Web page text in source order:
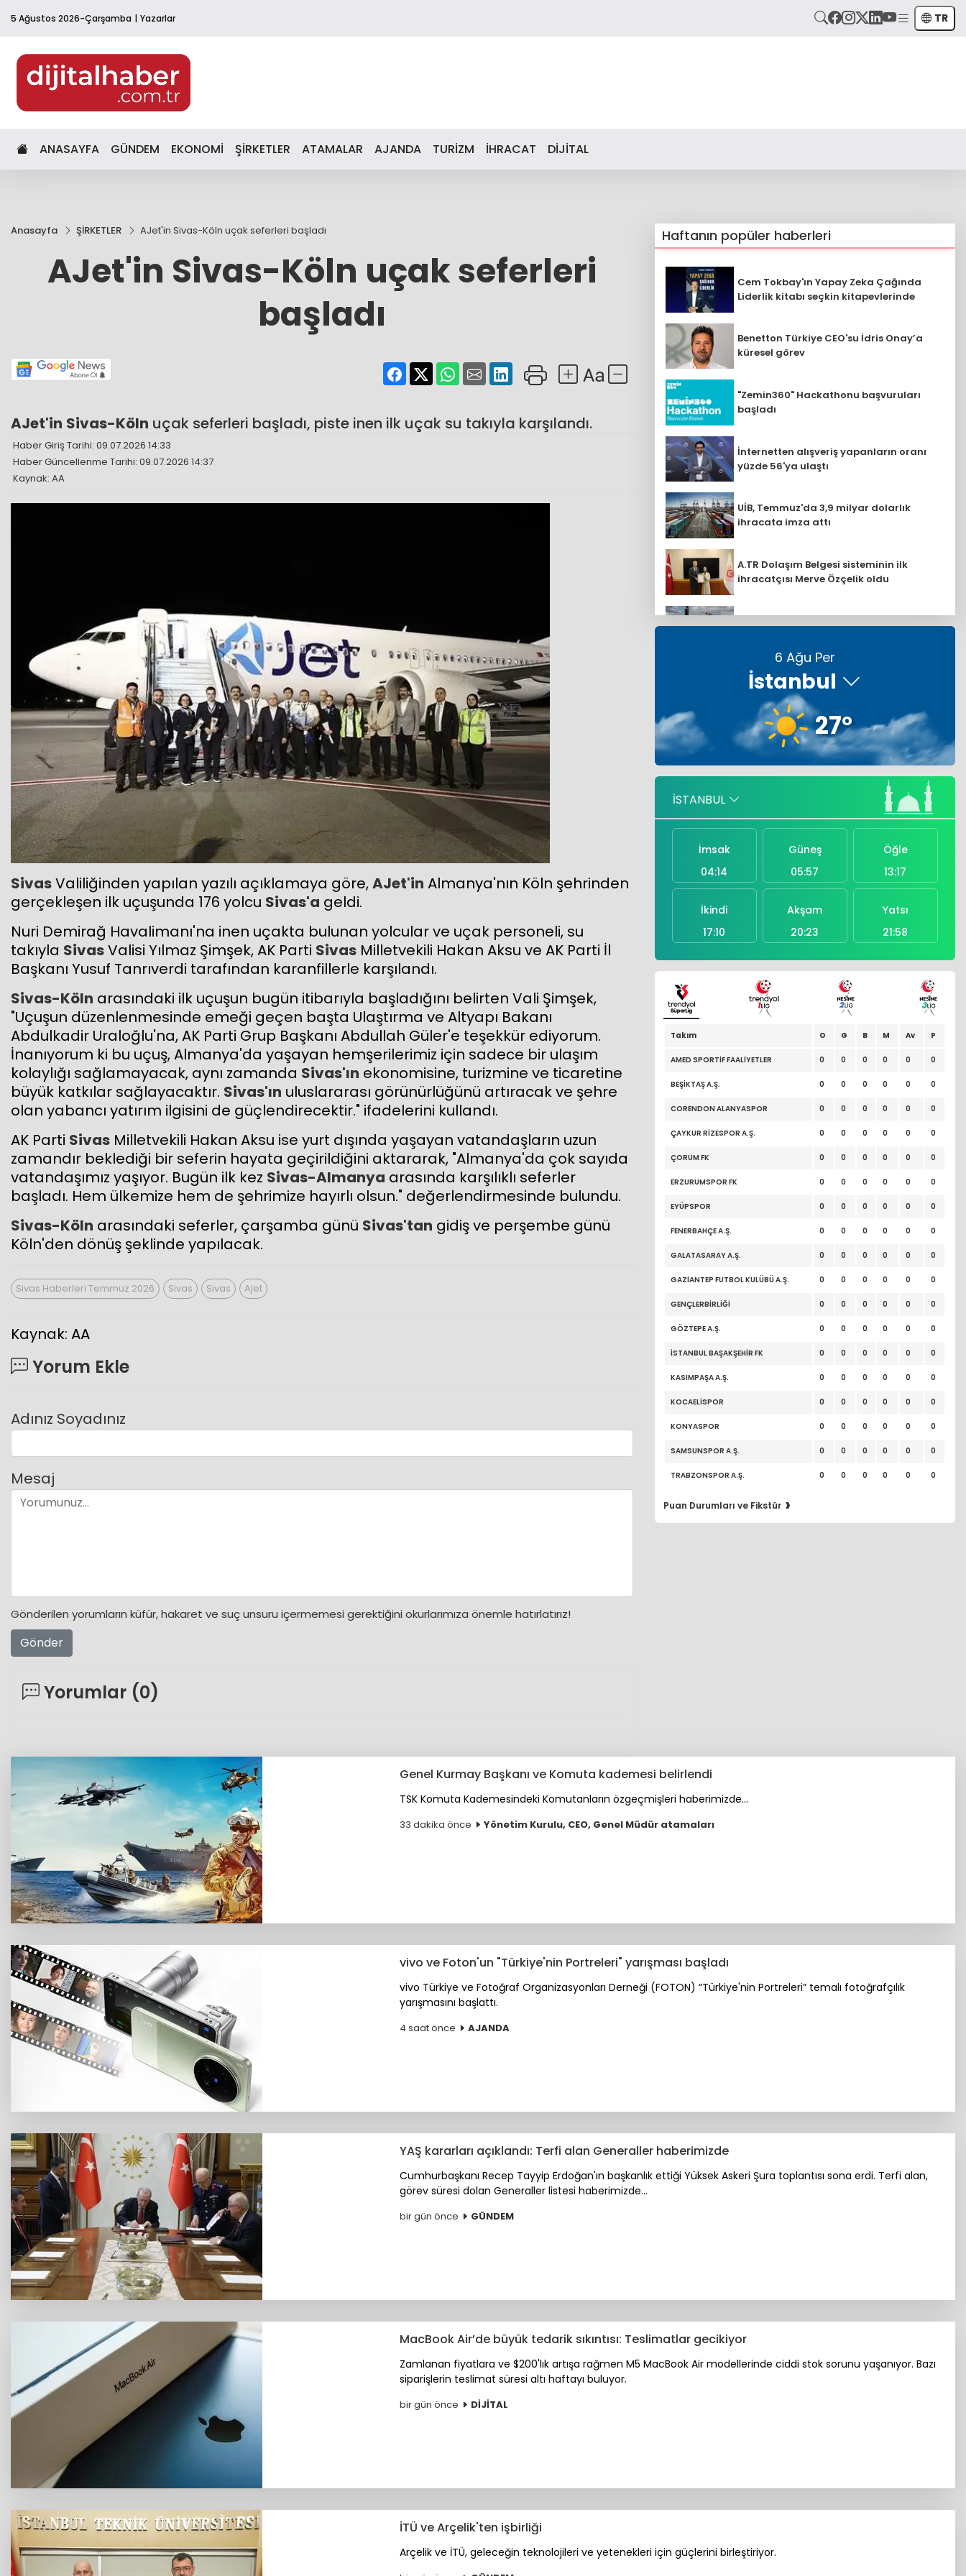
5 Ağustos 2026-Çarşamba Yazarlar TR
ANASAYFA GÜNDEM EKONOMİ ŞİRKETLER ATAMALAR AJANDA TURİZM İHRACAT DİJİTAL
Anasayfa ŞİRKETLER AJet'in Sivas-Köln uçak seferleri başladı
AJet'in Sivas-Köln uçak seferleri
başladı
AJet'in Sivas-Köln uçak seferleri başladı, piste inen ilk uçak su takıyla karşılandı.
Haber Giriş Tarihi: 09.07.2026 14:33
Haber Güncellenme Tarihi: 09.07.2026 14:37
Kaynak: AA
SivasValiliğinden yapılan yazılı açıklamaya göre,AJet'in Almanya'nın Köln şehrinden
gerçekleşen ilk uçuşunda 176 yolcu Sivas'a geldi.
Nuri Demirağ Havalimanı'na inen uçakta bulunan yolcular ve uçak personeli, su
takıyla SivasValisi Yılmaz Şimşek, AK Parti Sivas Milletvekili Hakan Aksu ve AK Parti İl
Başkanı Yusuf Tanrıverdi tarafından karanfillerle karşılandı.
Sivas-Köln arasındaki ilk uçuşun bugün itibarıyla başladığını belirten Vali Şimşek,
"Uçuşun düzenlenmesinde emeği geçen başta Ulaştırma ve Altyapı Bakanı
Abdulkadir Uraloğlu'na, AK Parti Grup Başkanı Abdullah Güler'e teşekkür ediyorum.
İnanıyorum ki bu uçuş, Almanya'da yaşayan hemşerilerimiz için sadece bir ulaşım
kolaylığı sağlamayacak, aynı zamanda Sivas'ın ekonomisine, turizmine ve ticaretine
büyük katkılar sağlayacaktır. Sivas'ın uluslararası görünürlüğünü artıracak ve şehre
olan yabancı yatırım ilgisini de güçlendirecektir." ifadelerini kullandı.
AK Parti Sivas Milletvekili Hakan Aksu ise yurt dışında yaşayan vatandaşların uzun
zamandır beklediği bir seferin hayata geçirildiğini aktararak, "Almanya'da çok sayıda
vatandaşımız yaşıyor. Bugün ilk kez Sivas-Almanya arasında karşılıklı seferler
başladı. Hem ülkemize hem de şehrimize hayırlı olsun." değerlendirmesinde bulundu.
Sivas-Köln arasındaki seferler, çarşamba günü Sivas'tan gidiş ve perşembe günü
Köln'den dönüş şeklinde yapılacak.
Sivas Haberleri Temmuz 2026 Sivas Sivas Ajet
Kaynak: AA
Yorum Ekle
Adınız Soyadınız
Mesaj
Gönderilen yorumların küfür, hakaret ve suç unsuru içermemesi gerektiğini okurlarımıza önemle hatırlatırız!
Gönder
Yorumlar (0)
Haftanın popüler haberleri
Cem Tokbay'ın Yapay Zeka Çağında
Liderlik kitabı seçkin kitapevlerinde
Benetton Türkiye CEO'su İdris Onay’a
küresel görev
"Zemin360" Hackathonu başvuruları
başladı
İnternetten alışveriş yapanların oranı
yüzde 56'ya ulaştı
UİB, Temmuz'da 3,9 milyar dolarlık
ihracata imza attı
A.TR Dolaşım Belgesi sisteminin ilk
ihracatçısı Merve Özçelik oldu
LGS yerleştirme sonuçları açıklandı
THY, ilk yarıda 18,8 milyar lira kar etti
Aselsan 6 aylık cirosunu duyurdu
6 Ağu Per
İstanbul
27°
İSTANBUL
İmsak
04:14
Güneş
05:57
Öğle
13:17
İkindi
17:10
Akşam
20:23
Yatsı
21:58
Takım O G B M Av P
AMED SPORTİF FAALİYETLER 0 0 0 0 0 0
BEŞİKTAŞ A.Ş. 0 0 0 0 0 0
CORENDON ALANYASPOR 0 0 0 0 0 0
ÇAYKUR RİZESPOR A.Ş. 0 0 0 0 0 0
ÇORUM FK 0 0 0 0 0 0
ERZURUMSPOR FK 0 0 0 0 0 0
EYÜPSPOR 0 0 0 0 0 0
FENERBAHÇE A.Ş. 0 0 0 0 0 0
GALATASARAY A.Ş. 0 0 0 0 0 0
GAZİANTEP FUTBOL KULÜBÜ A.Ş. 0 0 0 0 0 0
GENÇLERBİRLİĞİ 0 0 0 0 0 0
GÖZTEPE A.Ş. 0 0 0 0 0 0
İSTANBUL BAŞAKŞEHİR FK 0 0 0 0 0 0
KASIMPAŞA A.Ş. 0 0 0 0 0 0
KOCAELİSPOR 0 0 0 0 0 0
KONYASPOR 0 0 0 0 0 0
SAMSUNSPOR A.Ş. 0 0 0 0 0 0
TRABZONSPOR A.Ş. 0 0 0 0 0 0
Puan Durumları ve Fikstür ›
Genel Kurmay Başkanı ve Komuta kademesi belirlendi
TSK Komuta Kademesindeki Komutanların özgeçmişleri haberimizde...
33 dakika önce Yönetim Kurulu, CEO, Genel Müdür atamaları
vivo ve Foton'un "Türkiye'nin Portreleri" yarışması başladı
vivo Türkiye ve Fotoğraf Organizasyonları Derneği (FOTON) “Türkiye'nin Portreleri” temalı fotoğrafçılık
yarışmasını başlattı.
4 saat önce AJANDA
YAŞ kararları açıklandı: Terfi alan Generaller haberimizde
Cumhurbaşkanı Recep Tayyip Erdoğan'ın başkanlık ettiği Yüksek Askeri Şura toplantısı sona erdi. Terfi alan,
görev süresi dolan Generaller listesi haberimizde...
bir gün önce GÜNDEM
MacBook Air’de büyük tedarik sıkıntısı: Teslimatlar gecikiyor
Zamlanan fiyatlara ve $200'lık artışa rağmen M5 MacBook Air modellerinde ciddi stok sorunu yaşanıyor. Bazı
siparişlerin teslimat süresi altı haftayı buluyor.
bir gün önce DİJİTAL
İTÜ ve Arçelik'ten işbirliği
Arçelik ve İTÜ, geleceğin teknolojileri ve yetenekleri için güçlerini birleştiriyor.